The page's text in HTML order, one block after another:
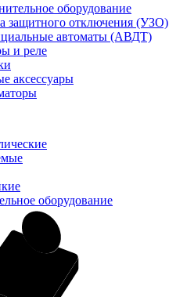
оборудование
защитного отключения (УЗО)
автоматы (АВДТ)
и реле
аксессуары
оборудование